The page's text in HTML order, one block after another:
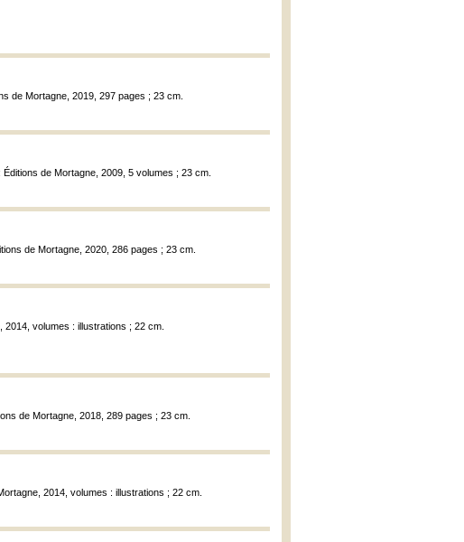
de Mortagne, 2019, 297 pages ; 23 cm.
Éditions de Mortagne, 2009, 5 volumes ; 23 cm.
de Mortagne, 2020, 286 pages ; 23 cm.
2014, volumes : illustrations ; 22 cm.
de Mortagne, 2018, 289 pages ; 23 cm.
2014, volumes : illustrations ; 22 cm.